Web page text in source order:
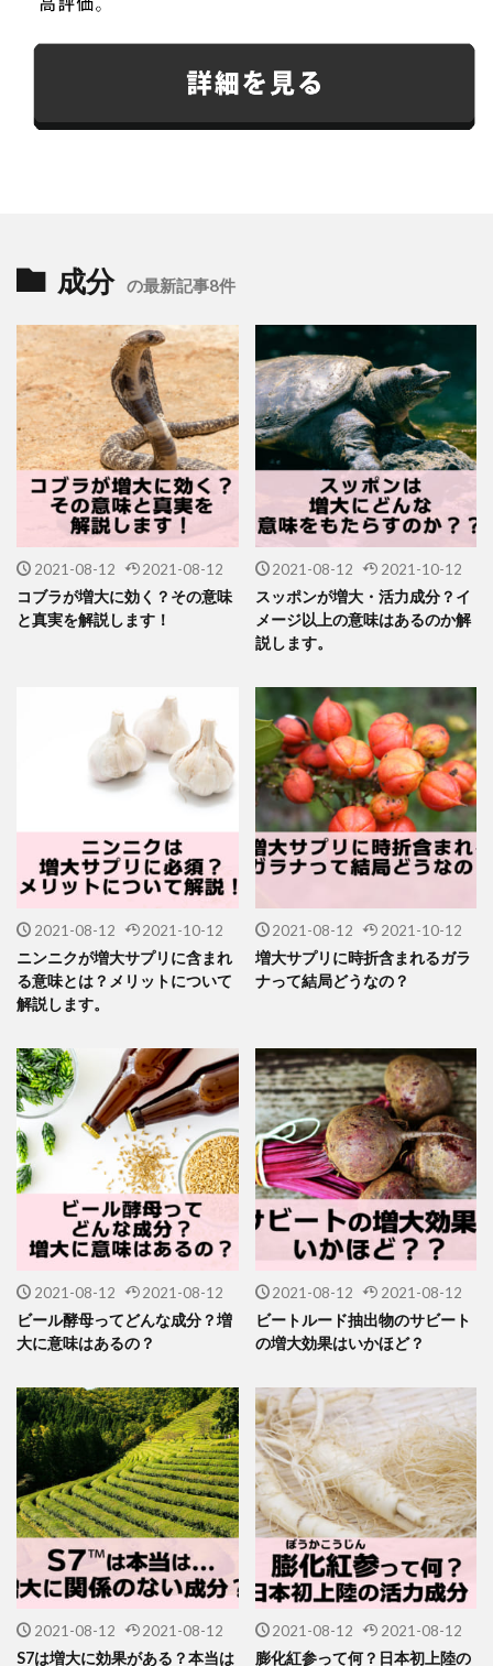
成分 の最新記事8件
2021-08-12 2021-08-12
コブラが増大に効く？その意味
と真実を解説します！
2021-08-12 2021-10-12
スッポンが増大・活力成分？イ
メージ以上の意味はあるのか解
説します。
2021-08-12 2021-10-12
ニンニクが増大サプリに含まれ
る意味とは？メリットについて
解説します。
2021-08-12 2021-10-12
増大サプリに時折含まれるガラ
ナって結局どうなの？
2021-08-12 2021-08-12
ビール酵母ってどんな成分？増
大に意味はあるの？
2021-08-12 2021-08-12
ビートルード抽出物のサビート
の増大効果はいかほど？
2021-08-12 2021-08-12
S7は増大に効果がある？本当は
2021-08-12 2021-08-12
膨化紅参って何？日本初上陸の